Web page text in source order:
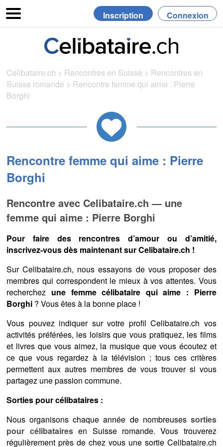
Inscription Connexion
Celibataire.ch > Rencontres en Suisse > Rencontres en
Suisse romande > Rencontre femme qui aime : Pierre
Borghi
Rencontre femme qui aime : Pierre
Borghi
Rencontre avec Celibataire.ch — une
femme qui aime : Pierre Borghi
Pour faire des rencontres d’amour ou d’amitié,
inscrivez-vous dès maintenant sur Celibataire.ch !
Sur Celibataire.ch, nous essayons de vous proposer des
membres qui correspondent le mieux à vos attentes. Vous
recherchez une femme célibataire qui aime : Pierre
Borghi ? Vous êtes à la bonne place !
Vous pouvez indiquer sur votre profil Celibataire.ch vos
activités préférées, les loisirs que vous pratiquez, les films
et livres que vous aimez, la musique que vous écoutez et
ce que vous regardez à la télévision ; tous ces critères
permettent aux autres membres de vous trouver si vous
partagez une passion commune.
Sorties pour célibataires :
Nous organisons chaque année de nombreuses sorties
pour célibatairesen Suisse romande. Vous trouverez
régulièrement près de chez vous une sortie Celibataire.ch